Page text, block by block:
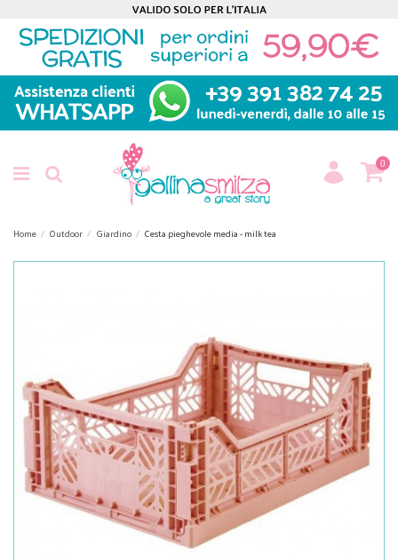
0
Home Outdoor Giardino Cesta pieghevole media - milk tea